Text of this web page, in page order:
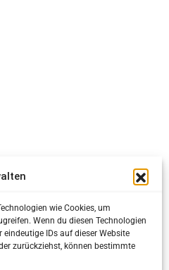
wie Cookies, um
Wenn du diesen Technologien
IDs auf dieser Website
zurückziehst, können bestimmte
Impressum AGB